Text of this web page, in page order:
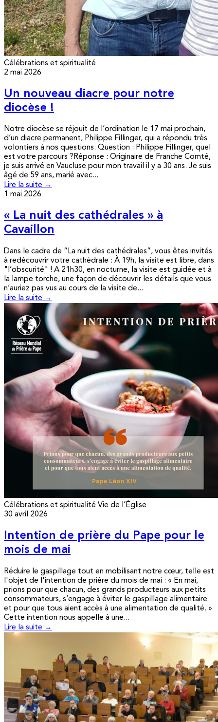
Célébrations et spiritualité
2 mai 2026
Un nouveau diacre pour notre
diocèse !
Notre diocèse se réjouit de l’ordination le 17 mai prochain,
d’un diacre permanent, Philippe Fillinger, qui a répondu très
volontiers à nos questions. Question : Philippe Fillinger, quel
est votre parcours ?Réponse : Originaire de Franche Comté,
je suis arrivé en Vaucluse pour mon travail il y a 30 ans. Je suis
âgé de 59 ans, marié avec...
Lire la suite →
1 mai 2026
« La nuit des cathédrales » à
Cavaillon
Dans le cadre de “La nuit des cathédrales”, vous êtes invités
à redécouvrir votre cathédrale : À 19h, la visite est libre, dans
"l’obscurité" ! A 21h30, en nocturne, la visite est guidée et à
la lampe torche, une façon de découvrir les détails que vous
n’auriez pas vus au cours de la visite de...
Lire la suite →
Célébrations et spiritualité Vie de l’Église
30 avril 2026
Intention de prière du Pape pour le
mois de mai
Réduire le gaspillage tout en mobilisant notre cœur, telle est
l'objet de l'intention de prière du mois de mai : « En mai,
prions pour que chacun, des grands producteurs aux petits
consommateurs, s’engage à éviter le gaspillage alimentaire
et pour que tous aient accès à une alimentation de qualité. »
Cette intention nous appelle à une...
Lire la suite →